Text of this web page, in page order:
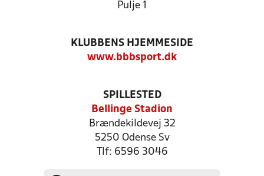
Pulje 1
KLUBBENS HJEMMESIDE
www.bbbsport.dk
SPILLESTED
Bellinge Stadion
Brændekildevej 32
5250 Odense Sv
Tlf: 6596 3046